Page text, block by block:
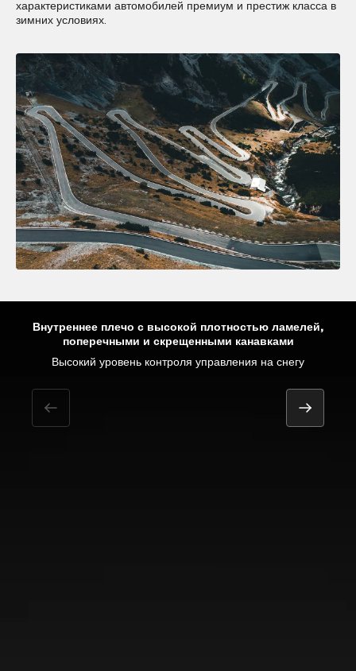
характеристиками автомобилей премиум и престиж класса в
зимних условиях.
Внутреннее плечо с высокой плотностью ламелей,
поперечными и скрещенными канавками
Высокий уровень контроля управления на снегу
Точность рулевого управления на мокрой дороге
Отличная управляемость на сухой дороге
Оптимальный контроль характеристик для автомобилей
премиум и престиж класса